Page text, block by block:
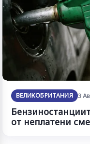
ВЕЛИКОБРИТАНИЯ 3
от неплатени